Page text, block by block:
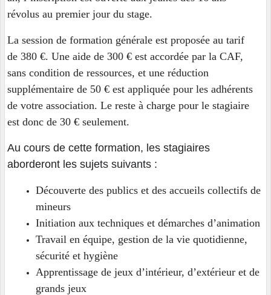
révolus au premier jour du stage.
La session de formation générale est proposée au tarif
de 380 €. Une aide de 300 € est accordée par la CAF,
sans condition de ressources, et une réduction
supplémentaire de 50 € est appliquée pour les adhérents
de votre association. Le reste à charge pour le stagiaire
est donc de 30 € seulement.
Au cours de cette formation, les stagiaires
aborderont les sujets suivants :
Découverte des publics et des accueils collectifs de
mineurs
Initiation aux techniques et démarches d’animation
Travail en équipe, gestion de la vie quotidienne,
sécurité et hygiène
Apprentissage de jeux d’intérieur, d’extérieur et de
grands jeux